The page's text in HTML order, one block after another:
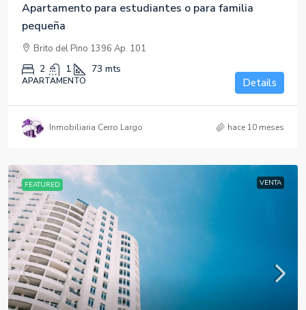
Apartamento para estudiantes o para familia
pequeña
Brito del Pino 1396 Ap. 101
2 1 73 mts
APARTAMENTO Details
Inmobiliaria Cerro Largo hace 10 meses
FEATURED VENTA